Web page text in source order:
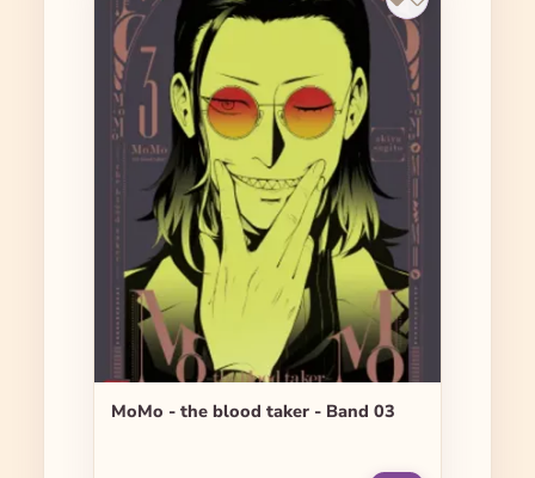
MoMo - the blood taker - Band 03